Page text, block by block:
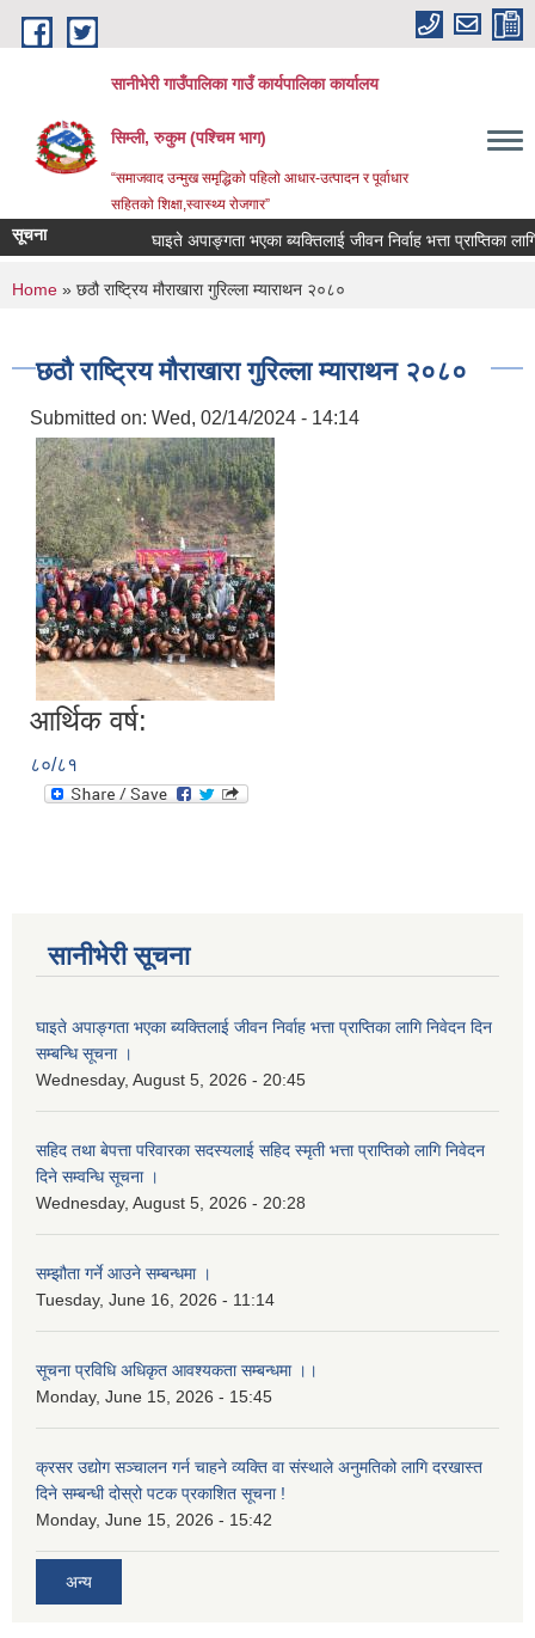
Skip to main content
सानीभेरी गाउँपालिका गाउँ कार्यपालिका कार्यालय
सिम्ली, रुकुम (पश्चिम भाग)
“समाजवाद उन्मुख समृद्धिको पहिलो आधार-उत्पादन र पूर्वाधार
सहितको शिक्षा,स्वास्थ्य रोजगार”
सूचना घाइते अपाङ्गता भएका ब्यक्तिलाई जीवन निर्वाह भत्ता प्राप्तिका लागि
You are here
Home » छठौ राष्ट्रिय मौराखारा गुरिल्ला म्याराथन २०८०
छठौ राष्ट्रिय मौराखारा गुरिल्ला म्याराथन २०८०
Submitted on: Wed, 02/14/2024 - 14:14
आर्थिक वर्ष:
८०/८१
सानीभेरी सूचना
घाइते अपाङ्गता भएका ब्यक्तिलाई जीवन निर्वाह भत्ता प्राप्तिका लागि निवेदन दिन
सम्बन्धि सूचना ।
Wednesday, August 5, 2026 - 20:45
सहिद तथा बेपत्ता परिवारका सदस्यलाई सहिद स्मृती भत्ता प्राप्तिको लागि निवेदन
दिने सम्वन्धि सूचना ।
Wednesday, August 5, 2026 - 20:28
सम्झौता गर्ने आउने सम्बन्धमा ।
Tuesday, June 16, 2026 - 11:14
सूचना प्रविधि अधिकृत आवश्यकता सम्बन्धमा ।।
Monday, June 15, 2026 - 15:45
क्रसर उद्योग सञ्चालन गर्न चाहने व्यक्ति वा संस्थाले अनुमतिको लागि दरखास्त
दिने सम्बन्धी दोस्रो पटक प्रकाशित सूचना !
Monday, June 15, 2026 - 15:42
अन्य